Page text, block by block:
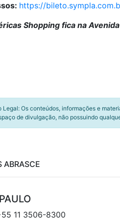
https://
Shopping fica na
Legal: Os conteúdos, informações e
de divulgação, não possuindo
ABRASCE
11 3506-8300